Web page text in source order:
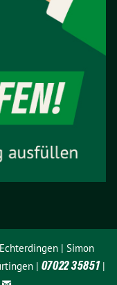
| Simon
| 07022 35851|